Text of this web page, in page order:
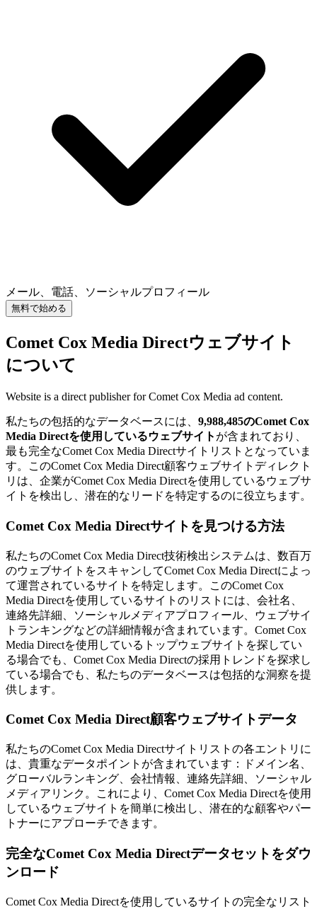
メール、電話、ソーシャルプロフィール
無料で始める
Comet Cox Media Directウェブサイト
について
Website is a direct publisher for Comet Cox Media ad content.
私たちの包括的なデータベースには、 9,988,485のComet Cox
Media Directを使用しているウェブサイト が含まれており、
最も完全なComet Cox Media Directサイトリストとなっていま
す。このComet Cox Media Direct顧客ウェブサイトディレクト
リは、企業がComet Cox Media Directを使用しているウェブサ
イトを検出し、潜在的なリードを特定するのに役立ちます。
Comet Cox Media Directサイトを見つける方法
私たちのComet Cox Media Direct技術検出システムは、数百万
のウェブサイトをスキャンしてComet Cox Media Directによっ
て運営されているサイトを特定します。このComet Cox
Media Directを使用しているサイトのリストには、会社名、
連絡先詳細、ソーシャルメディアプロフィール、ウェブサイ
トランキングなどの詳細情報が含まれています。Comet Cox
Media Directを使用しているトップウェブサイトを探してい
る場合でも、Comet Cox Media Directの採用トレンドを探求し
ている場合でも、私たちのデータベースは包括的な洞察を提
供します。
Comet Cox Media Direct顧客ウェブサイトデータ
私たちのComet Cox Media Directサイトリストの各エントリに
は、貴重なデータポイントが含まれています：ドメイン名、
グローバルランキング、会社情報、連絡先詳細、ソーシャル
メディアリンク。これにより、Comet Cox Media Directを使用
しているウェブサイトを簡単に検出し、潜在的な顧客やパー
トナーにアプローチできます。
完全なComet Cox Media Directデータセットをダウ
ンロード
Comet Cox Media Directを使用しているサイトの完全なリスト